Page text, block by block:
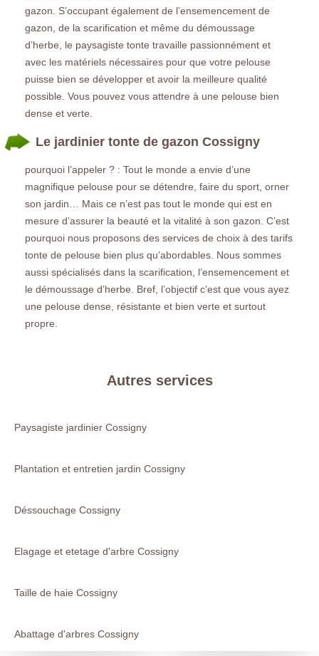
gazon. S’occupant également de l’ensemencement de
gazon, de la scarification et même du démoussage
d’herbe, le paysagiste tonte travaille passionnément et
avec les matériels nécessaires pour que votre pelouse
puisse bien se développer et avoir la meilleure qualité
possible. Vous pouvez vous attendre à une pelouse bien
dense et verte.
Le jardinier tonte de gazon Cossigny
pourquoi l’appeler ? : Tout le monde a envie d’une
magnifique pelouse pour se détendre, faire du sport, orner
son jardin… Mais ce n’est pas tout le monde qui est en
mesure d’assurer la beauté et la vitalité à son gazon. C’est
pourquoi nous proposons des services de choix à des tarifs
tonte de pelouse bien plus qu’abordables. Nous sommes
aussi spécialisés dans la scarification, l’ensemencement et
le démoussage d’herbe. Bref, l’objectif c’est que vous ayez
une pelouse dense, résistante et bien verte et surtout
propre.
Autres services
Paysagiste jardinier Cossigny
Plantation et entretien jardin Cossigny
Déssouchage Cossigny
Elagage et etetage d'arbre Cossigny
Taille de haie Cossigny
Abattage d'arbres Cossigny